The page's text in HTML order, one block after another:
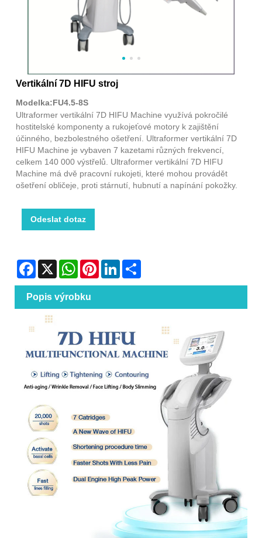
Vertikální 7D HIFU stroj
Modelka:FU4.5-8S
Ultraformer vertikální 7D HIFU Machine využívá pokročilé
hostitelské komponenty a rukojeťové motory k zajištění
účinného, ​​bezbolestného ošetření. Ultraformer vertikální 7D
HIFU Machine je vybaven 7 kazetami různých frekvencí,
celkem 140 000 výstřelů. Ultraformer vertikální 7D HIFU
Machine má dvě pracovní rukojeti, které mohou provádět
ošetření obličeje, proti stárnutí, hubnutí a napínání pokožky.
Odeslat dotaz
Facebook
X WhatsAppPinterestLinkedIn
Popis výrobku